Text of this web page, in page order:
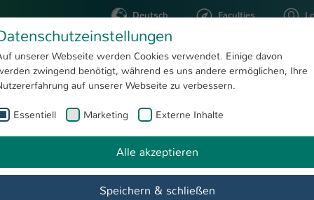
Deutsch Faculties
STUDYING
Greifen und loslassen – Forschen und Kunst an der Hochschule Kaiserslautern
unserer Webseite werden Cookies verwendet. Einige davon
zwingend benötigt, während es uns andere ermöglichen, Ihre
auf unserer Webseite zu verbessern.
Essentiell Marketing Externe Inhalte
Alle akzeptieren
Speichern & schließen